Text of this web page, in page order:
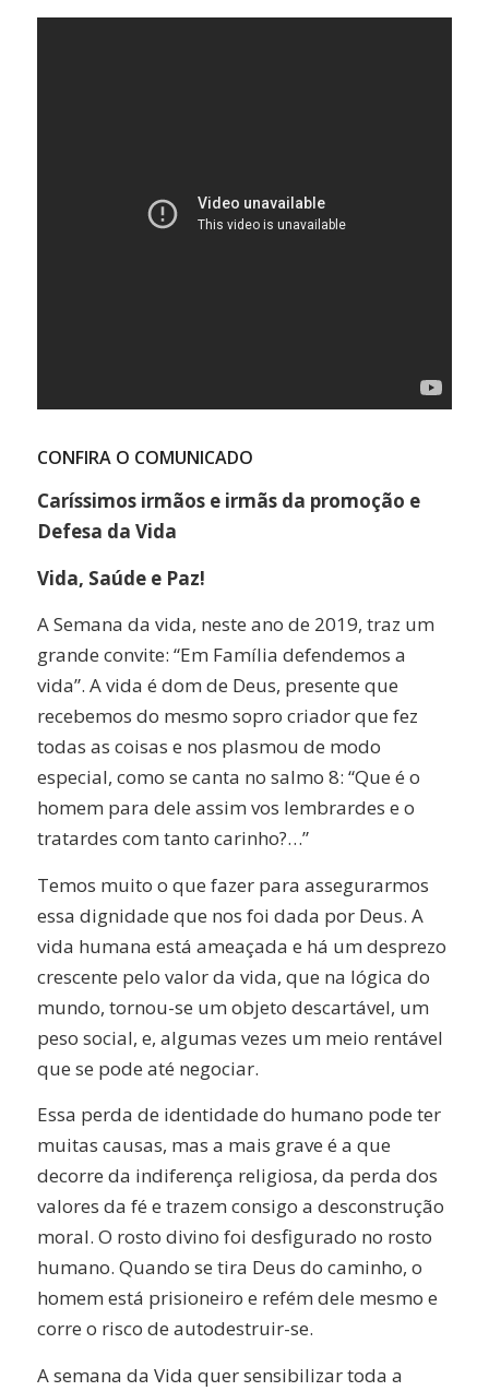
CONFIRA O COMUNICADO
Caríssimos irmãos e irmãs da promoção e
Defesa da Vida
Vida, Saúde e Paz!
A Semana da vida, neste ano de 2019, traz um
grande convite: “Em Família defendemos a
vida”. A vida é dom de Deus, presente que
recebemos do mesmo sopro criador que fez
todas as coisas e nos plasmou de modo
especial, como se canta no salmo 8: “Que é o
homem para dele assim vos lembrardes e o
tratardes com tanto carinho?…”
Temos muito o que fazer para assegurarmos
essa dignidade que nos foi dada por Deus. A
vida humana está ameaçada e há um desprezo
crescente pelo valor da vida, que na lógica do
mundo, tornou-se um objeto descartável, um
peso social, e, algumas vezes um meio rentável
que se pode até negociar.
Essa perda de identidade do humano pode ter
muitas causas, mas a mais grave é a que
decorre da indiferença religiosa, da perda dos
valores da fé e trazem consigo a desconstrução
moral. O rosto divino foi desfigurado no rosto
humano. Quando se tira Deus do caminho, o
homem está prisioneiro e refém dele mesmo e
corre o risco de autodestruir-se.
A semana da Vida quer sensibilizar toda a